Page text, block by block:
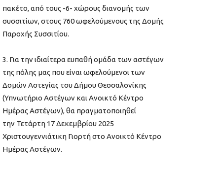
πακέτο, από τους -6- χώρους διανομής των
συσσιτίων, στους 760 ωφελούμενους της Δομής
Παροχής Συσσιτίου.
Για την ιδιαίτερα ευπαθή ομάδα των αστέγων
της πόλης μας που είναι ωφελούμενοι των
Δομών Αστεγίας του Δήμου Θεσσαλονίκης
(Υπνωτήριο Αστέγων και Ανοικτό Κέντρο
Ημέρας Αστέγων), θα πραγματοποιηθεί
την Τετάρτη 17 Δεκεμβρίου 2025
Χριστουγεννιάτικη Γιορτή στο Ανοικτό Κέντρο
Ημέρας Αστέγων.